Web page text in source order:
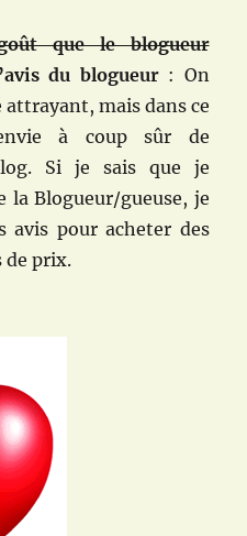
que le blogueur
du blogueur: On
attrayant, mais dans ce
à coup sûr de
Si je sais que je
la Blogueur/gueuse, je
avis pour acheter des
de prix.